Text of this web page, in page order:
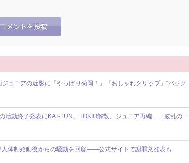
ュニアの近影に「やっぱり菊岡！」『おしゃれクリップ』“バック
活動終了発表にKAT-TUN、TOKIO解散、ジュニア再編……波乱の一
人体制始動後からの騒動を回顧――公式サイトで謝罪文発表も